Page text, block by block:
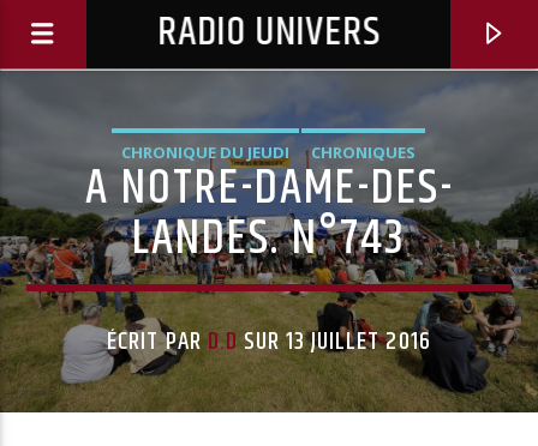
RADIO UNIVERS
CHRONIQUE DU JEUDI CHRONIQUES
A NOTRE-DAME-DES-
LANDES. N°743
ÉCRIT PARD.DSUR 13 JUILLET 2016